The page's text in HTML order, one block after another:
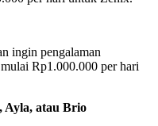
ingin pengalaman
Rp1.000.000 per hari
Ayla, atau Brio